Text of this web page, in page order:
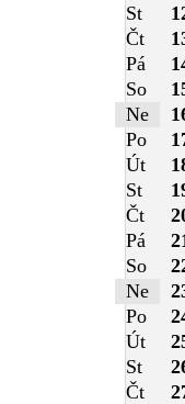
St
Čt
Pá
So
Ne
Po
Út
St
Čt
Pá
So
Ne
Po
Út
St
Čt